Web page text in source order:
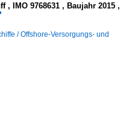
, IMO 9768631 , Baujahr 2015 ,
/ Offshore-Versorgungs- und